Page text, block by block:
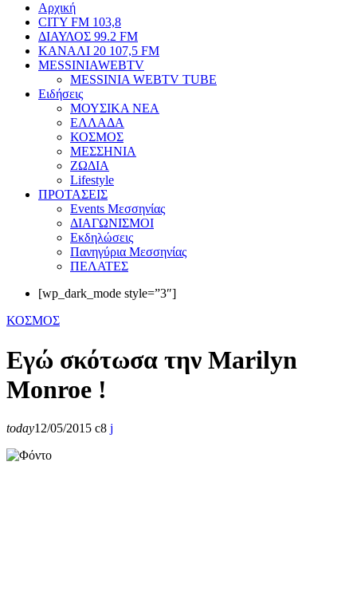
Αρχική
CITY FM 103,8
ΔΙΑΥΛΟΣ 99.2 FM
ΚΑΝΑΛΙ 20 107,5 FM
MESSINIAWEBTV
MESSINIA WEBTV TUBE
Eιδήσεις
ΜΟΥΣΙΚΑ ΝΕΑ
ΕΛΛΑΔΑ
ΚΟΣΜΟΣ
ΜΕΣΣΗΝΙΑ
ΖΩΔΙΑ
Lifestyle
ΠΡΟΤΑΣΕΙΣ
Events Μεσσηνίας
ΔΙΑΓΩΝΙΣΜΟΙ
Εκδηλώσεις
Πανηγύρια Μεσσηνίας
ΠΕΛΑΤΕΣ
[wp_dark_mode style=”3″]
ΚΟΣΜΟΣ
Εγώ σκότωσα την Marilyn
Monroe !
today12/05/2015 8